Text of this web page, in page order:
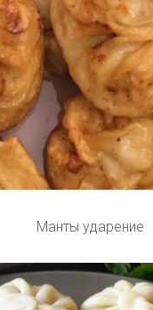
Манты ударение